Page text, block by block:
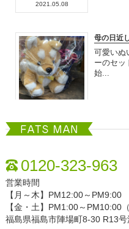
2021.05.08
母の日近
可愛いぬ
ーのセッ
始...
2018.10.28
色々なギ
FATSMAN
0120-323-963
営業時間
【月～木】PM12:00～PM9:00
【金・土】PM1:00～PM10:00
福島県福島市陣場町8-30 R13号